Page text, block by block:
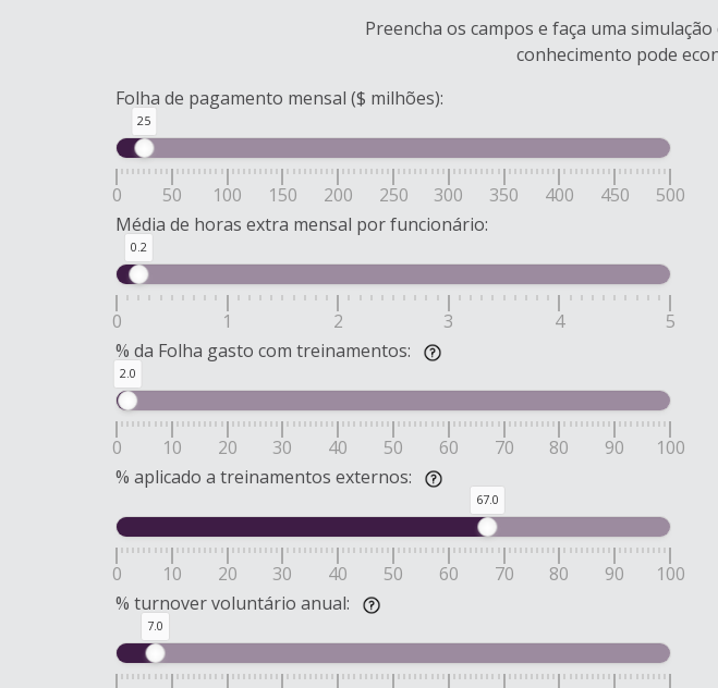
Preencha os campos e faça uma
conhecimento pode
Folha de pagamento mensal ($ milhões):
25
0 50 100 150 200 250 300 350 400 450
500
Média de horas extra mensal por funcionário:
0.2
0 1 2 3 4
5
% da Folha gasto com treinamentos:
2.0
0 10 20 30 40 50 60 70 80 90
100
% aplicado a treinamentos externos:
67.0
0 10 20 30 40 50 60 70 80 90
100
% turnover voluntário anual:
7.0